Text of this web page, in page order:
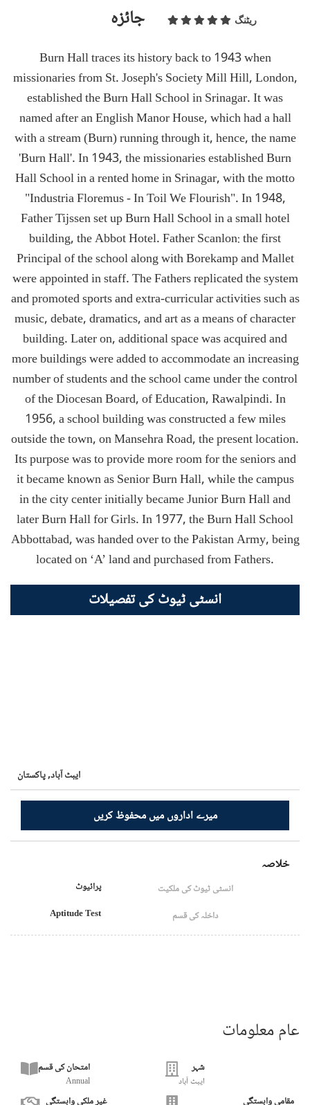
جائزہ ریٹنگ
Burn Hall traces its history back to 1943 when
missionaries from St. Joseph's Society Mill Hill, London,
established the Burn Hall School in Srinagar. It was
named after an English Manor House, which had a hall
with a stream (Burn) running through it, hence, the name
'Burn Hall'. In 1943, the missionaries established Burn
Hall School in a rented home in Srinagar, with the motto
"Industria Floremus - In Toil We Flourish". In 1948,
Father Tijssen set up Burn Hall School in a small hotel
building, the Abbot Hotel. Father Scanlon: the first
Principal of the school along with Borekamp and Mallet
were appointed in staff. The Fathers replicated the system
and promoted sports and extra-curricular activities such as
music, debate, dramatics, and art as a means of character
building. Later on, additional space was acquired and
more buildings were added to accommodate an increasing
number of students and the school came under the control
of the Diocesan Board, of Education, Rawalpindi. In
1956, a school building was constructed a few miles
outside the town, on Mansehra Road, the present location.
Its purpose was to provide more room for the seniors and
it became known as Senior Burn Hall, while the campus
in the city center initially became Junior Burn Hall and
later Burn Hall for Girls. In 1977, the Burn Hall School
Abbottabad, was handed over to the Pakistan Army, being
located on ‘A’ land and purchased from Fathers.
انسٹی ٹیوٹ کی تفصیلات
ایبٹ آباد,پاکستان
میرے اداروں میں محفوظ کریں
خلاصہ
انسٹی ٹیوٹ کی ملکیت
پرائیوٹ
داخلہ کی قسم
Aptitude Test
عام معلومات
شہر
ایبٹ آباد
امتحان کی قسم
Annual
مقامی وابستگی غیر ملکی وابستگی